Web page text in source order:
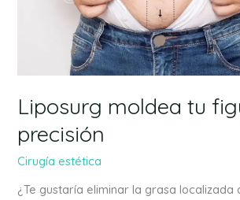
Liposurg moldea tu
precisión
Cirugía estética
¿Te gustaría eliminar la grasa